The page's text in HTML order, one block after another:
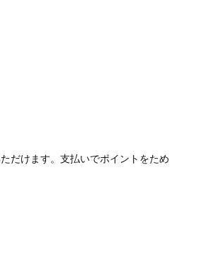
だけます。支払いでポイントをため